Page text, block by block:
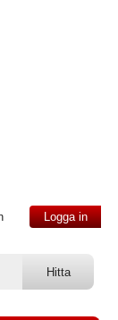
Logga in